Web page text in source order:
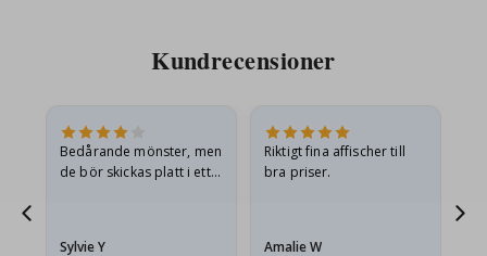
Kundrecensioner
Bedårande mönster, men
de bör skickas platt i ett
Sylvie Y
Riktigt fina affischer till
bra priser.
Amalie W